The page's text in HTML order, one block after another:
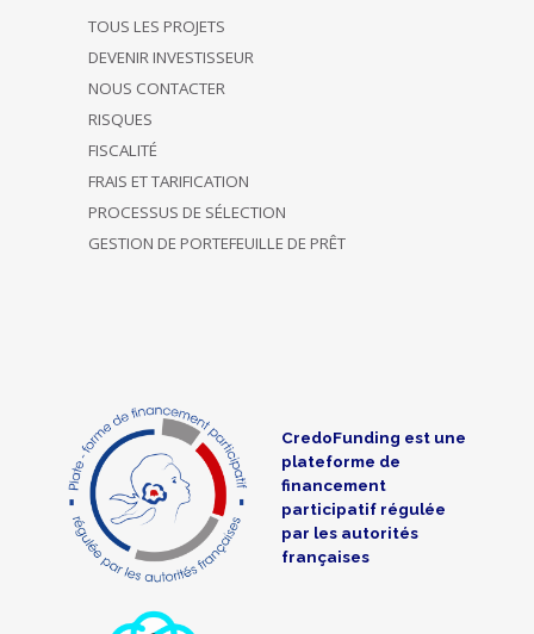
TOUS LES PROJETS
DEVENIR INVESTISSEUR
NOUS CONTACTER
RISQUES
FISCALITÉ
FRAIS ET TARIFICATION
PROCESSUS DE SÉLECTION
GESTION DE PORTEFEUILLE DE PRÊT
CredoFunding est une
plateforme de
financement
participatif régulée
par les autorités
françaises